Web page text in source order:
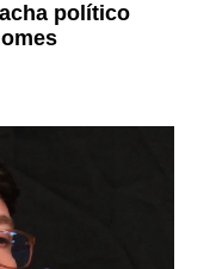
político